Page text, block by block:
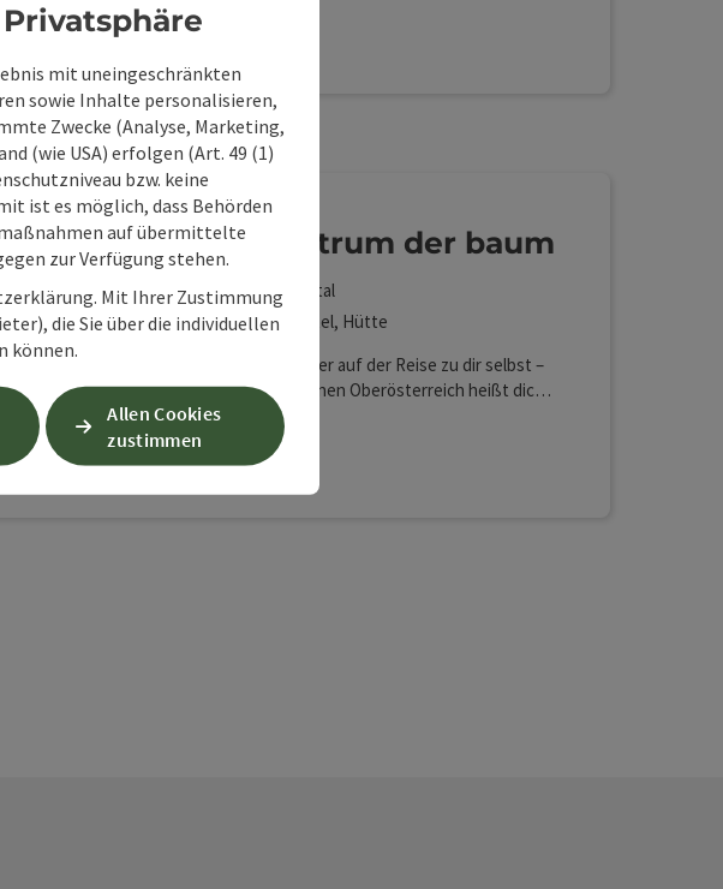
W-Lan (kostenlos)
baum
Seminarzentrum der baum
Inzersdorf im Kremstal
Ferienwohnung, Hotel, Hütte
Ob auf der Durchreise oder auf der Reise zu dir selbst –
der baum im wunderschönen Oberösterreich heißt dich
herzlich willkommen! Denn, du kommst hierher, um
einfach einmal ganz weit weg zu sein - vom Lärm, vom
Alltag. Ob allein, oder mit Begleitung – der baum hat den
perfekten Rückzugsort. Die Tinyhouses & Zimmer sind
W-Lan (kostenlos)
Haustiere erlaubt
Sauna
mit uneingeschränkten
sowie Inhalte personalisieren,
Zwecke (Analyse, Marketing,
(wie USA) erfolgen (Art. 49 (1)
bzw. keine
ist es möglich, dass Behörden
auf übermittelte
zur Verfügung stehen.
Mit Ihrer Zustimmung
die Sie über die individuellen
können.
Allen Cookies
zustimmen